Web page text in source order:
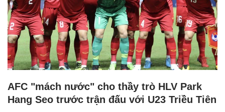
AFC "mách nước" cho thầy trò HLV Park
Hang Seo trước trận đấu với U23 Triều Tiên